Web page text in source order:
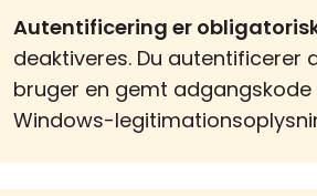
Autentificering er
deaktiveres. Du autentificerer
bruger en gemt adgangskode
Windows-